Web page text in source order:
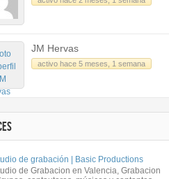
JM Hervas
activo hace 5 meses, 1 semana
de grabación | Basic Productions
de Grabacion en Valencia, Grabacion